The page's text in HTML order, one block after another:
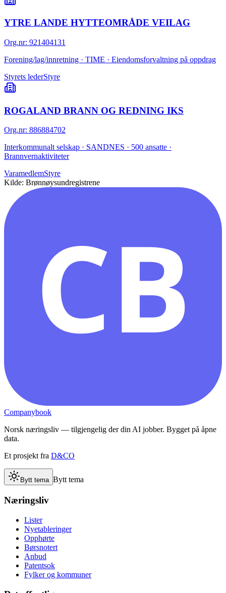
YTRE LANDE HYTTEOMRÅDE VEILAG
Org.nr: 921404131
Forening/lag/innretning · TIME · Eiendomsforvaltning på oppdrag
Styrets lederStyre
ROGALAND BRANN OG REDNING IKS
Org.nr: 886884702
Interkommunalt selskap · SANDNES · 500 ansatte ·
Brannvernaktiviteter
VaramedlemStyre
Kilde: Brønnøysundregistrene
CB
Companybook
Norsk næringsliv — tilgjengelig der din AI jobber. Bygget på åpne
data.
Et prosjekt fra D&CO
Bytt tema Bytt tema
Næringsliv
Lister
Nyetableringer
Opphørte
Børsnotert
Anbud
Patentsok
Fylker og kommuner